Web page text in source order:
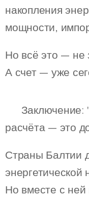
накопления
мощности,
Но всё это — не
А счет — уже
💬
расчёта — это
Страны Балтии
энергетической
Но вместе с